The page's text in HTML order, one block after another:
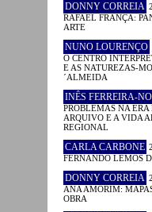
DONNY CORREIA
RAFAEL FRANÇA:
ARTE
NUNO LOURENÇO
O CENTRO
E AS NATUREZAS-
´ALMEIDA
INÊS FERREIRA-
PROBLEMAS NA ERA
ARQUIVO E A VIDA
REGIONAL
CARLA CARBONE
FERNANDO LEMOS
DONNY CORREIA
ANA AMORIM:
OBRA